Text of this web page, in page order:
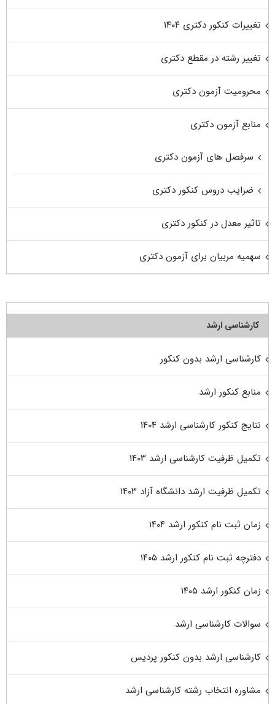
تغییرات کنکور دکتری ۱۴۰۴
تغییر رشته در مقطع دکتری
محرومیت آزمون دکتری
منابع آزمون دکتری
سرفصل های آزمون دکتری
ضرایب دروس کنکور دکتری
تاثیر معدل در کنکور دکتری
سهمیه مربیان برای آزمون دکتری
کارشناسی ارشد
کارشناسی ارشد بدون کنکور
منابع کنکور ارشد
نتایج کنکور کارشناسی ارشد ۱۴۰۴
تکمیل ظرفیت کارشناسی ارشد ۱۴۰۳
تکمیل ظرفیت ارشد دانشگاه آزاد ۱۴۰۳
زمان ثبت نام کنکور ارشد ۱۴۰۴
دفترچه ثبت نام کنکور ارشد ۱۴۰۵
زمان کنکور ارشد ۱۴۰۵
سوالات کارشناسی ارشد
کارشناسی ارشد بدون کنکور پردیس
مشاوره انتخاب رشته کارشناسی ارشد